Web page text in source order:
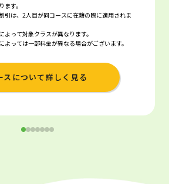
す。
引は、2人目が同コースに在籍の際に適用されま
って対象クラスが異なります。
っては一部料金が異なる場合がございます。
スについて詳しく見る